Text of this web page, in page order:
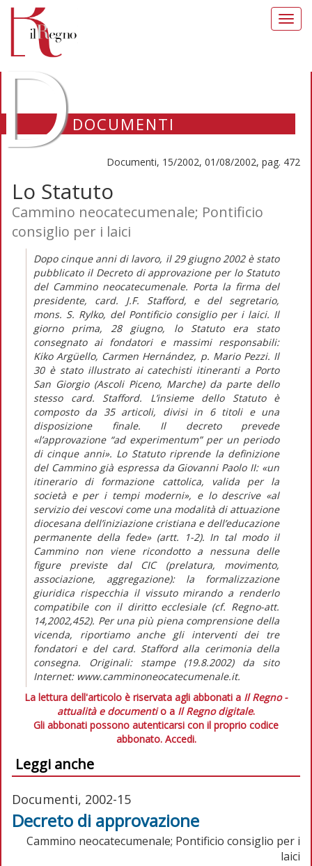
DOCUMENTI
Documenti, 15/2002, 01/08/2002, pag. 472
Lo Statuto
Cammino neocatecumenale; Pontificio
consiglio per i laici
Dopo cinque anni di lavoro, il 29 giugno 2002 è stato
pubblicato il Decreto di approvazione per lo Statuto
del Cammino neocatecumenale. Porta la firma del
presidente, card. J.F. Stafford, e del segretario,
mons. S. Rylko, del Pontificio consiglio per i laici. Il
giorno prima, 28 giugno, lo Statuto era stato
consegnato ai fondatori e massimi responsabili:
Kiko Argüello, Carmen Hernández, p. Mario Pezzi. Il
30 è stato illustrato ai catechisti itineranti a Porto
San Giorgio (Ascoli Piceno, Marche) da parte dello
stesso card. Stafford. L’insieme dello Statuto è
composto da 35 articoli, divisi in 6 titoli e una
disposizione finale. Il decreto prevede
«l’approvazione “ad experimentum” per un periodo
di cinque anni». Lo Statuto riprende la definizione
del Cammino già espressa da Giovanni Paolo II: «un
itinerario di formazione cattolica, valida per la
società e per i tempi moderni», e lo descrive «al
servizio dei vescovi come una modalità di attuazione
diocesana dell’iniziazione cristiana e dell’educazione
permanente della fede» (artt. 1-2). In tal modo il
Cammino non viene ricondotto a nessuna delle
figure previste dal CIC (prelatura, movimento,
associazione, aggregazione): la formalizzazione
giuridica rispecchia il vissuto mirando a renderlo
compatibile con il diritto ecclesiale (cf. Regno-att.
14,2002,452). Per una più piena comprensione della
vicenda, riportiamo anche gli interventi dei tre
fondatori e del card. Stafford alla cerimonia della
consegna. Originali: stampe (19.8.2002) da sito
Internet: www.camminoneocatecumenale.it.
La lettura dell'articolo è riservata agli abbonati a Il Regno -
attualità e documentio a Il Regno digitale.
Gli abbonati possono autenticarsi con il proprio codice
abbonato. Accedi.
Leggi anche
Documenti, 2002-15
Decreto di approvazione
Cammino neocatecumenale; Pontificio consiglio per i
laici